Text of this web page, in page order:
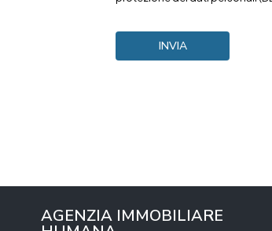
AGENZIA IMMOBILIARE